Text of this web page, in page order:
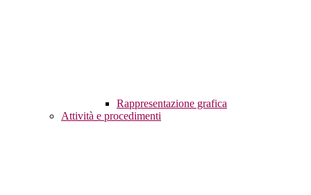
Rappresentazione grafica
Attività e procedimenti